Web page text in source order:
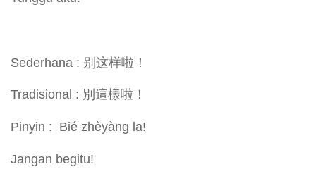
Sederhana : 别这样啦！
Tradisional : 別這樣啦！
Pinyin : Bié zhèyàng la!
Jangan begitu!